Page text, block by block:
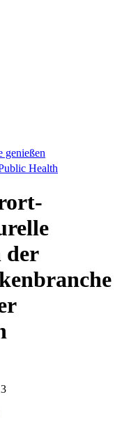
genießen
Health
der